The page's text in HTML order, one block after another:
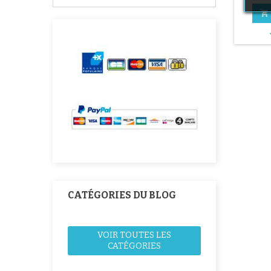
CATÉGORIES DU BLOG
VOIR TOUTES LES
CATÉGORIES
